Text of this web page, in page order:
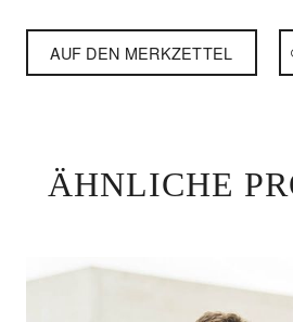
AUF DEN MERKZETTEL
ÄHNLICHE